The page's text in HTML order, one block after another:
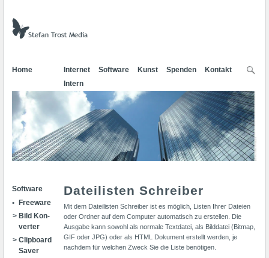
Home Internet Software Kunst Spenden
Kontakt
Intern
Software
Freeware
Bild Kon­
verter
Clip­board
Saver
Dateilisten Schreiber
Mit dem Dateilisten Schreiber ist es möglich, Listen Ihrer Dateien
oder Ordner auf dem Computer automatisch zu erstellen. Die
Ausgabe kann sowohl als normale Textdatei, als Bilddatei (Bitmap,
GIF oder JPG) oder als HTML Dokument erstellt werden, je
nachdem für welchen Zweck Sie die Liste benötigen.